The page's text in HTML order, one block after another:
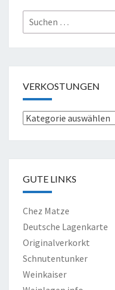
Suche
nach:
VERKOSTUNGEN
Verkostungen
GUTE LINKS
Chez Matze
Deutsche Lagenkarte
Originalverkorkt
Schnutentunker
Weinkaiser